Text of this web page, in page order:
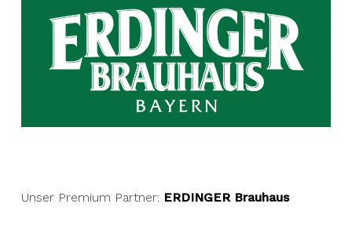
Unser Premium Partner: ERDINGER Brauhaus